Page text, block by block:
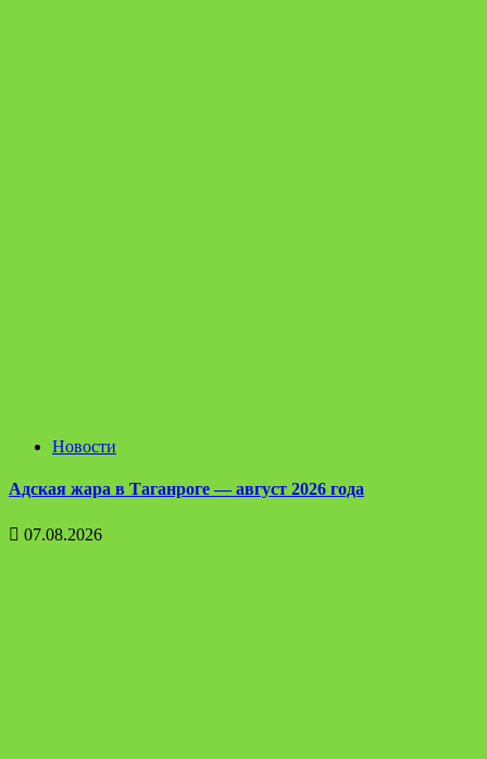
Новости
Адская жара в Таганроге — август 2026 года
07.08.2026